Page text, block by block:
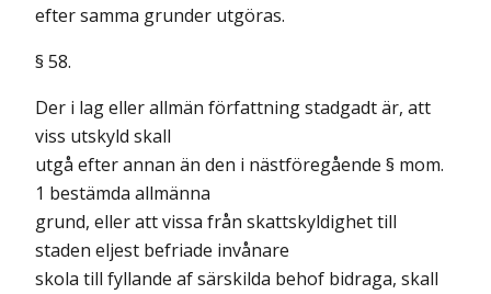
efter samma grunder utgöras.
§ 58.
Der i lag eller allmän författning stadgadt är, att
viss utskyld skall
utgå efter annan än den i nästföregående § mom.
1 bestämda allmänna
grund, eller att vissa från skattskyldighet till
staden eljest befriade invånare
skola till fyllande af särskilda behof bidraga, skall